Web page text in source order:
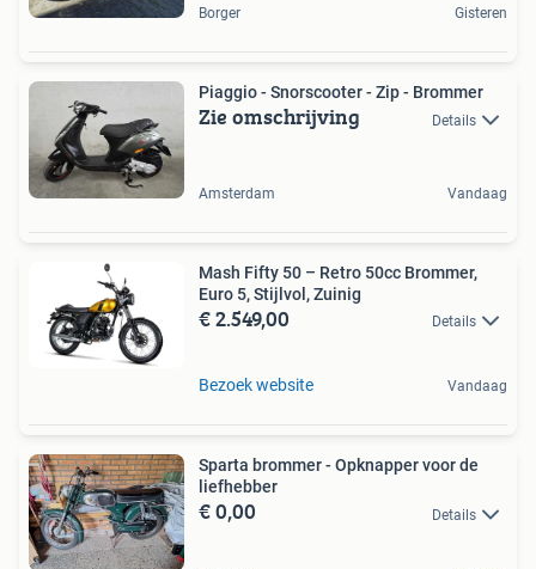
Borger Gisteren
Piaggio - Snorscooter - Zip - Brommer
Zie omschrijving Details
Amsterdam Vandaag
Mash Fifty 50 – Retro 50cc Brommer,
Euro 5, Stijlvol, Zuinig
€ 2.549,00 Details
Bezoek website Vandaag
Sparta brommer - Opknapper voor de
liefhebber
€ 0,00 Details